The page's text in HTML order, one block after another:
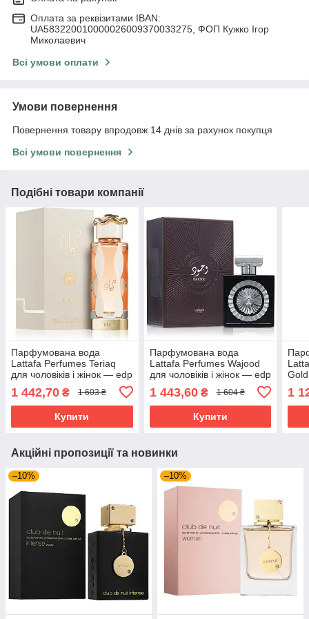
Оплата за реквізитами IBAN:
UA583220010000026009370033275, ФОП Кужко Ігор
Миколаевич
Всі умови оплати
Умови повернення
Повернення товару впродовж 14 днів за рахунок покупця
Всі умови повернення
Подібні товари компанії
Парфумована вода
Lattafa Perfumes Teriaq
для чоловіків і жінок — edp
1 442,70 ₴ 1 603 ₴
Купити
Парфумована вода
Lattafa Perfumes Wajood
для чоловіків і жінок — edp
1 443,60₴ 1 604 ₴
Купити
Gold
1
Акційні пропозиції та новинки
–10% –10%